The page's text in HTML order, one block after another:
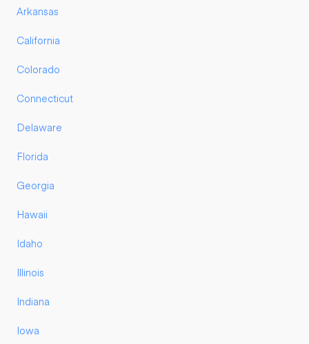
Arkansas
California
Colorado
Connecticut
Delaware
Florida
Georgia
Hawaii
Idaho
Illinois
Indiana
Iowa